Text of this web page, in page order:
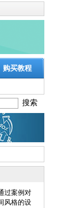
购买教程
过案例对
风格的设